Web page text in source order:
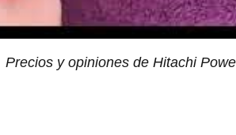
Precios y opiniones de Hitachi